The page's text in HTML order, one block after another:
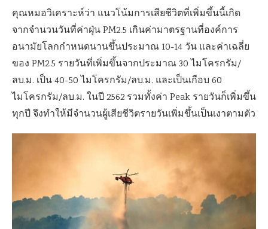
คุณหมอวิเคราะห์ว่า แนวโน้มการเสียชีวิตที่เพิ่มขึ้นนี้เกิด
จากจำนวนวันที่ค่าฝุ่น PM2.5 เกินค่ามาตรฐานที่องค์การ
อนามัยโลกกำหนดนานขึ้นประมาณ 10-14 วัน และค่าเฉลี่ย
ของ PM2.5 รายวันที่เพิ่มขึ้นจากประมาณ 30 ไมโครกรัม/
ลบ.ม. เป็น 40-50 ไมโครกรัม/ลบ.ม. และเป็นเกือบ 60
ไมโครกรัม/ลบ.ม. ในปี 2562 รวมทั้งค่า Peak รายวันก็เพิ่มขึ้น
ทุกปี จึงทำให้มีจำนวนผู้เสียชีวิตรายวันเพิ่มขึ้นเป็นเงาตามตัว